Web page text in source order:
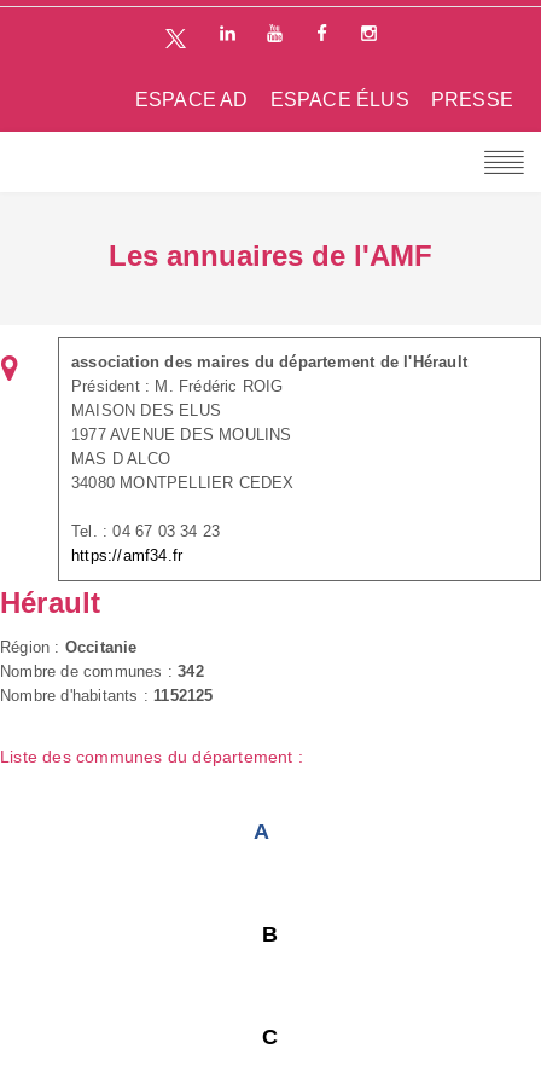
PRESSE
ESPACE ÉLUS
ESPACE AD
Les annuaires de l'AMF
association des maires du département de l'Hérault
Président : M. Frédéric ROIG
MAISON DES ELUS
1977 AVENUE DES MOULINS
MAS D ALCO
34080 MONTPELLIER CEDEX
Tel. : 04 67 03 34 23
https://amf34.fr
Hérault
Région : Occitanie
Nombre de communes :342
Nombre d'habitants : 1152125
Liste des communes du département :
A
B
C